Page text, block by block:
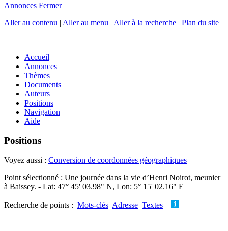
Annonces Fermer
Aller au contenu | Aller au menu | Aller à la recherche | Plan du site
Accueil
Annonces
Thèmes
Documents
Auteurs
Positions
Navigation
Aide
Positions
Voyez aussi : Conversion de coordonnées géographiques
Point sélectionné : Une journée dans la vie d’Henri Noirot, meunier
à Baissey. - Lat: 47° 45' 03.98" N, Lon: 5° 15' 02.16" E
Recherche de points : Mots-clés Adresse Textes